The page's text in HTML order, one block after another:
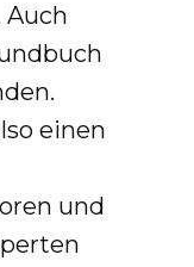
einen
und